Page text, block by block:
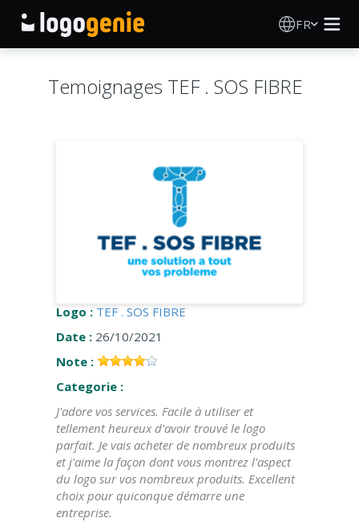
FR
Temoignages TEF . SOS FIBRE
Logo : TEF . SOS FIBRE
Date : 26/10/2021
Note :
Categorie :
J'adore vos services. Facile à utiliser et
tellement heureux d'avoir trouvé le logo
parfait. Je vais acheter de nombreux produits
et j'aime la façon dont vous montrez l'aspect
du logo sur vos nombreux produits. Excellent
choix pour quiconque démarre une
entreprise.